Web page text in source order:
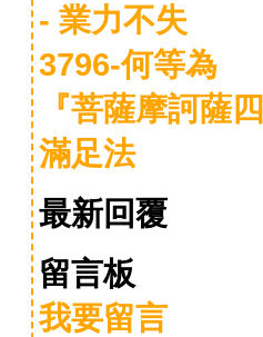
- 業力不失
3796-何等為
『菩薩摩訶薩四
滿足法
最新回覆
留言板
我要留言